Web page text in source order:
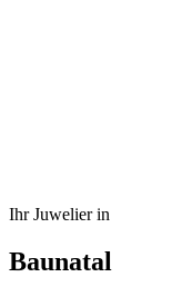
Ihr Juwelier in
Baunatal